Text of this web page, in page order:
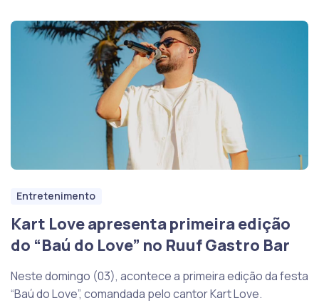
Entretenimento
Kart Love apresenta primeira edição
do “Baú do Love” no Ruuf Gastro Bar
Neste domingo (03), acontece a primeira edição da festa
“Baú do Love”, comandada pelo cantor Kart Love.